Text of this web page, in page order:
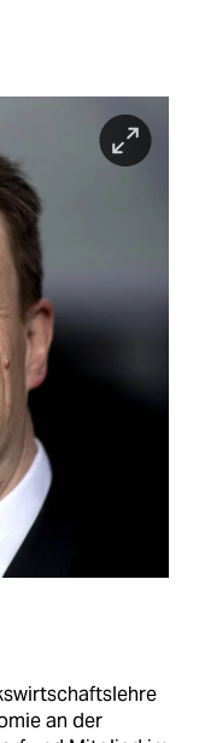
an der